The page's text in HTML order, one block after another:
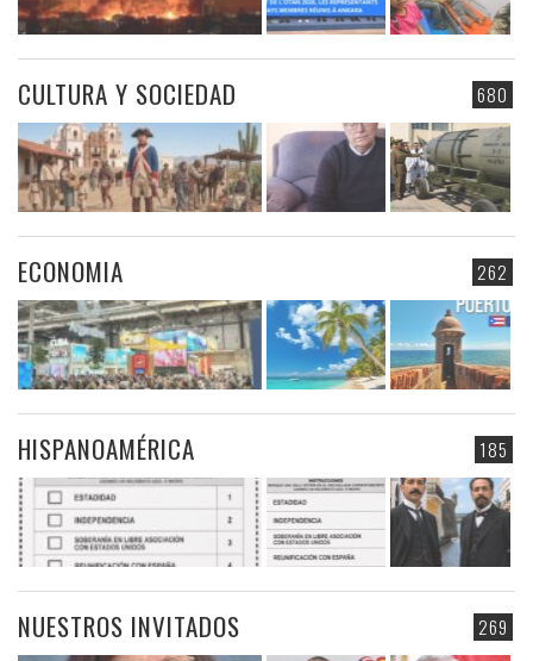
680
CULTURA Y SOCIEDAD
262
ECONOMIA
185
HISPANOAMÉRICA
269
NUESTROS INVITADOS